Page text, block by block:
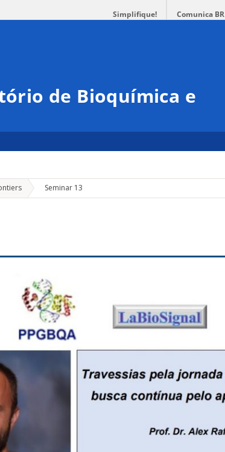
Simplifique! Comunica BR
de Bioquímica e
» Seminar 13